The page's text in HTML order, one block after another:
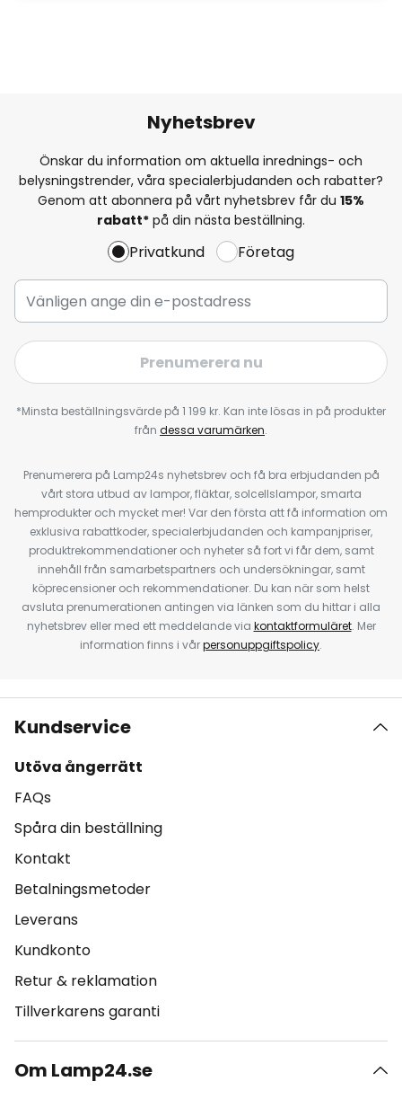
Nyhetsbrev
Önskar du information om aktuella inrednings- och
belysningstrender, våra specialerbjudanden och rabatter?
Genom att abonnera på vårt nyhetsbrev får du 15%
rabatt* på din nästa beställning.
Privatkund Företag
Prenumerera nu
*Minsta beställningsvärde på 1 199 kr. Kan inte lösas in på produkter
från dessa varumärken.
Prenumerera på Lamp24s nyhetsbrev och få bra erbjudanden på
vårt stora utbud av lampor, fläktar, solcellslampor, smarta
hemprodukter och mycket mer! Var den första att få information om
exklusiva rabattkoder, specialerbjudanden och kampanjpriser,
produktrekommendationer och nyheter så fort vi får dem, samt
innehåll från samarbetspartners och undersökningar, samt
köprecensioner och rekommendationer. Du kan när som helst
avsluta prenumerationen antingen via länken som du hittar i alla
nyhetsbrev eller med ett meddelande via kontaktformuläret. Mer
information finns i vårpersonuppgiftspolicy.
Kundservice
Utöva ångerrätt
FAQs
Spåra din beställning
Kontakt
Betalningsmetoder
Leverans
Kundkonto
Retur & reklamation
Tillverkarens garanti
Om Lamp24.se